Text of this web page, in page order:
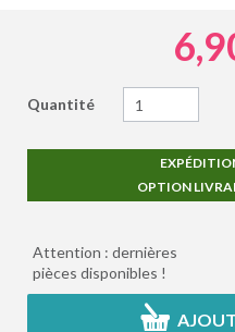
Quantité
OPTION
Attention : dernières
pièces disponibles !